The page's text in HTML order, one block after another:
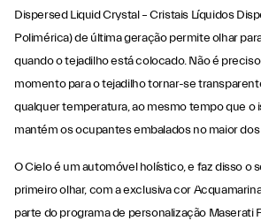
Dispersed Liquid Crystal – Cristais Líquidos
Polimérica) de última geração permite olhar
quando o tejadilho está colocado. Não é
momento para o tejadilho tornar-se
qualquer temperatura, ao mesmo tempo que o
mantém os ocupantes embalados no maior
O Cielo é um automóvel holístico, e faz disso o
primeiro olhar, com a exclusiva cor
parte do programa de personalização Maserati